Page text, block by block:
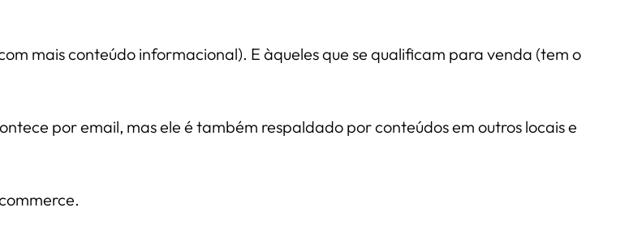
mais conteúdo informacional). E àqueles que se qualificam para venda (tem o
por email, mas ele é também respaldado por conteúdos em outros locais e